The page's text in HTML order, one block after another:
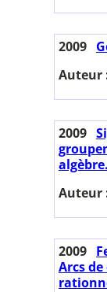
2009
Auteur
2009
algèbre.
Auteur
2009
Arcs